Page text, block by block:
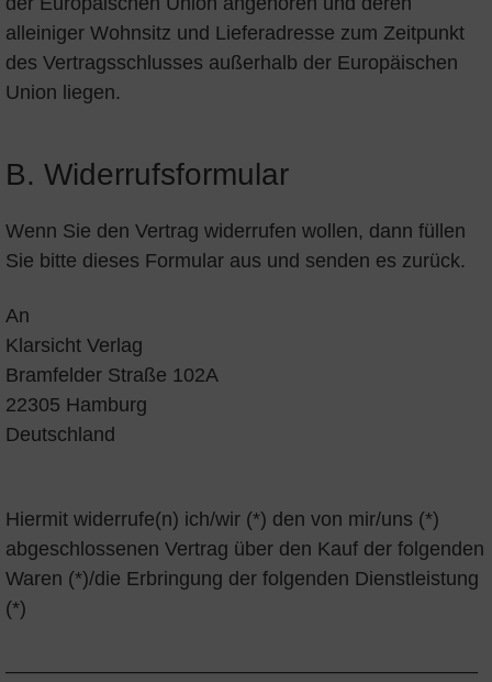
alleiniger Wohnsitz und Lieferadresse zum Zeitpunkt
des Vertragsschlusses außerhalb der Europäischen
Union liegen.
B. Widerrufsformular
Wenn Sie den Vertrag widerrufen wollen, dann füllen
Sie bitte dieses Formular aus und senden es zurück.
An
Klarsicht Verlag
Bramfelder Straße 102A
22305 Hamburg
Deutschland
Hiermit widerrufe(n) ich/wir (*) den von mir/uns (*)
abgeschlossenen Vertrag über den Kauf der folgenden
Waren (*)/die Erbringung der folgenden Dienstleistung
(*)